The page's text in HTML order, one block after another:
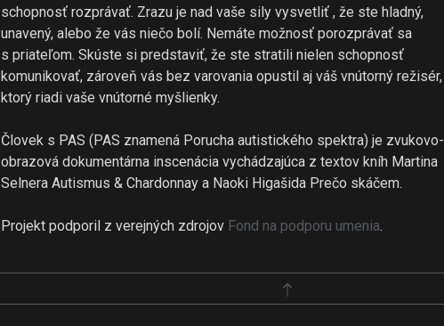
schopnosť rozprávať. Zrazu je nad vaše sily vysvetliť , že ste hladný,
unavený, alebo že vás niečo bolí. Nemáte možnosť porozprávať sa
s priateľom. Skúste si predstaviť, že ste stratili nielen schopnosť
komunikovať, zároveň vás bez varovania opustil aj váš vnútorný režisér,
ktorý riadi vaše vnútorné myšlienky.
Človek s PAS (PAS znamená Porucha autistického spektra) je zvukovo-
obrazová dokumentárna inscenácia vychádzajúca z textov kníh Martina
Selnera Autismus & Chardonnay a Naoki Higašida Prečo skáčem.
Projekt podporil z verejných zdrojov Fond na podporu umenia.